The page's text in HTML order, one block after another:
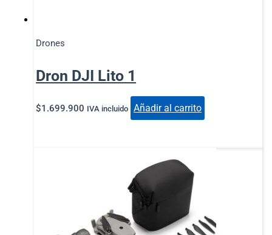
Drones
Dron DJI Lito 1
$1.699.900 IVA incluido Añadir al carrito